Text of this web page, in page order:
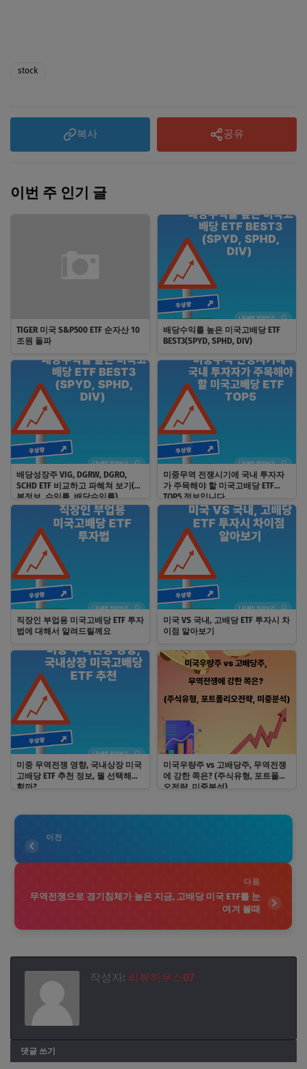
stock
복사 공유
이번 주 인기 글
TIGER 미국 S&P500 ETF 순자산 10
조원 돌파
배당수익률 높은 미국고배당 ETF
BEST3(SPYD, SPHD, DIV)
배당성장주 VIG, DGRW, DGRO,
SCHD ETF 비교하고 파혜쳐 보기(기
본정보, 수익률, 배당수익률)
미중무역 전쟁시기에 국내 투자자
가 주목해야 할 미국고배당 ETF
TOP5 정보입니다.
직장인 부업용 미국고배당 ETF 투자
법에 대해서 알려드릴께요
미국 VS 국내, 고배당 ETF 투자시 차
이점 알아보기
미중 무역전쟁 영향, 국내상장 미국
고배당 ETF 추천 정보, 뭘 선택해야
할까?
미국우량주 vs 고배당주, 무역전쟁
에 강한 쪽은? (주식유형, 포트폴리
오전략, 미중분석)
이전
다음
무역전쟁으로 경기침체가 높은 지금, 고배당 미국 ETF를 눈
여겨 볼때
작성자: 리뷰하우스07
댓글 쓰기